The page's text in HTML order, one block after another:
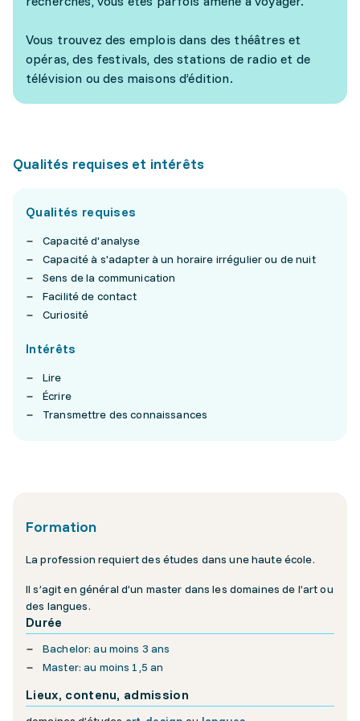
Vous trouvez des emplois dans des théâtres et
opéras, des festivals, des stations de radio et de
télévision ou des maisons d’édition.
Qualités requises et intérêts
Qualités requises
Capacité d'analyse
Capacité à s'adapter à un horaire irrégulier ou de nuit
Sens de la communication
Facilité de contact
Curiosité
Intérêts
Lire
Écrire
Transmettre des connaissances
Formation
La profession requiert des études dans une haute école.
Il s’agit en général d’un master dans les domaines de l’art ou
des langues.
Durée
Bachelor: au moins 3 ans
Master: au moins 1,5 an
Lieux, contenu, admission